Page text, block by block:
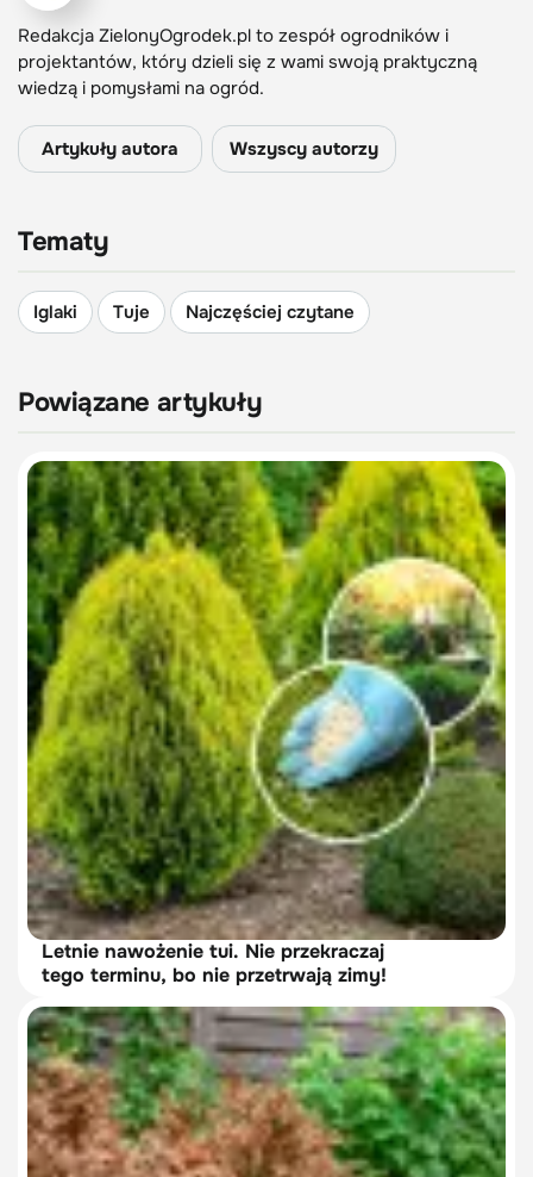
Redakcja ZielonyOgrodek.pl to zespół ogrodników i
projektantów, który dzieli się z wami swoją praktyczną
wiedzą i pomysłami na ogród.
Artykuły autora Wszyscy autorzy
Tematy
Iglaki Tuje Najczęściej czytane
Powiązane artykuły
Letnie nawożenie tui. Nie przekraczaj
tego terminu, bo nie przetrwają zimy!